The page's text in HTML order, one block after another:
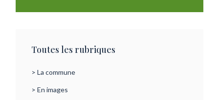
Toutes les rubriques
> La commune
> En images